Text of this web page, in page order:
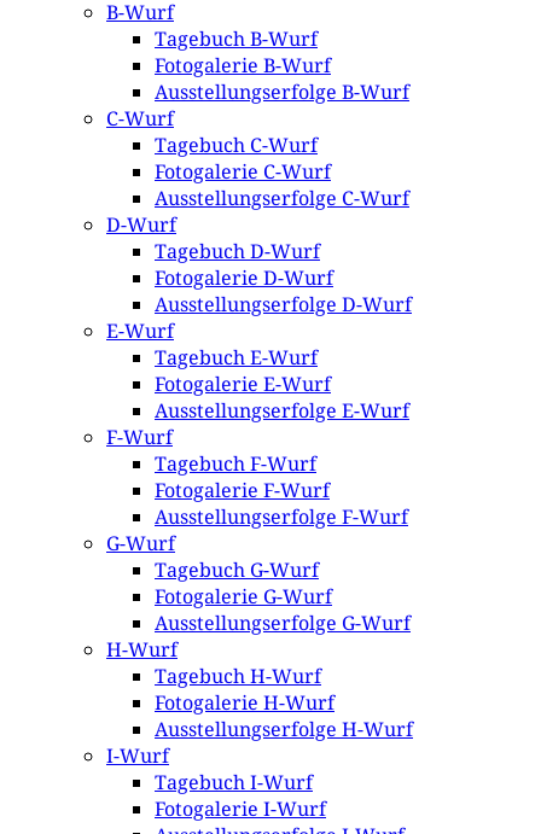
B-Wurf
Tagebuch B-Wurf
Fotogalerie B-Wurf
Ausstellungserfolge B-Wurf
C-Wurf
Tagebuch C-Wurf
Fotogalerie C-Wurf
Ausstellungserfolge C-Wurf
D-Wurf
Tagebuch D-Wurf
Fotogalerie D-Wurf
Ausstellungserfolge D-Wurf
E-Wurf
Tagebuch E-Wurf
Fotogalerie E-Wurf
Ausstellungserfolge E-Wurf
F-Wurf
Tagebuch F-Wurf
Fotogalerie F-Wurf
Ausstellungserfolge F-Wurf
G-Wurf
Tagebuch G-Wurf
Fotogalerie G-Wurf
Ausstellungserfolge G-Wurf
H-Wurf
Tagebuch H-Wurf
Fotogalerie H-Wurf
Ausstellungserfolge H-Wurf
I-Wurf
Tagebuch I-Wurf
Fotogalerie I-Wurf